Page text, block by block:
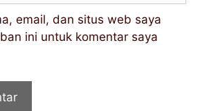
email, dan situs web saya
ini untuk komentar saya